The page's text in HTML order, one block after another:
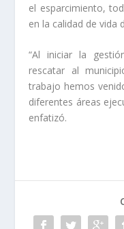
el esparcimiento,
en la calidad de vida
“Al iniciar la
rescatar al
trabajo hemos
diferentes áreas
enfatizó.